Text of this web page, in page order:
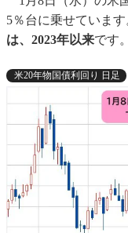
5％台に乗せています
は、2023年以来です。
米20年物国債利回り 日足